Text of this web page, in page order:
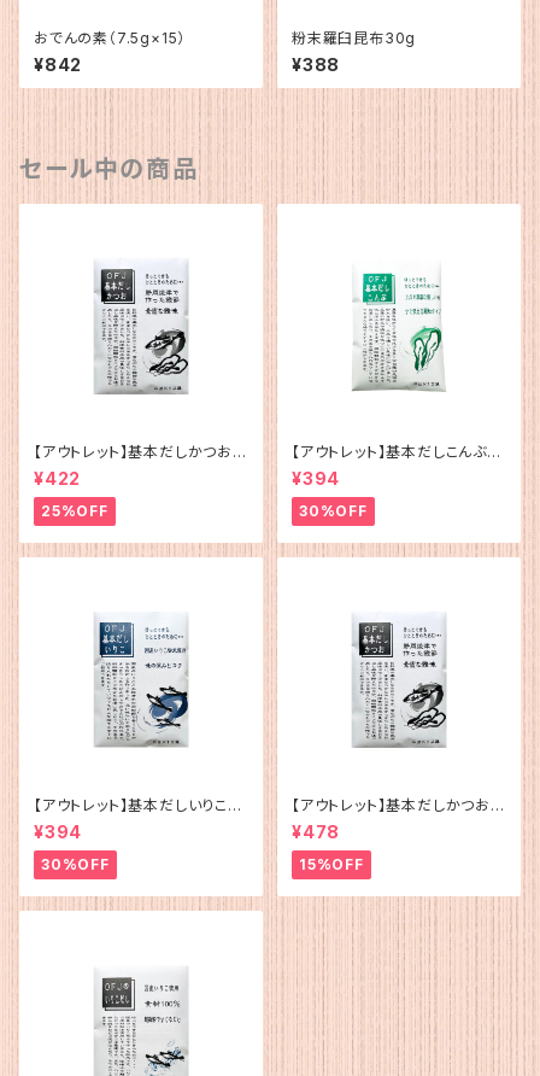
おでんの素（7.5g×15）
¥842
粉末羅臼昆布30g
¥388
セール中の商品
【アウトレット】基本だしかつお
（5g×12）
¥422
25%OFF
【アウトレット】基本だしこんぶ（5
g×12）
¥394
30%OFF
【アウトレット】基本だしいりこ（5
g×12）
¥394
30%OFF
【アウトレット】基本だしかつお
（5g×12）
¥478
15%OFF